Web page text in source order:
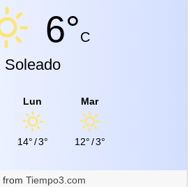
6°C
Soleado
Lun
14°/3°
Mar
12°/3°
fromTiempo3.com